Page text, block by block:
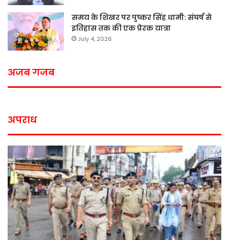
समय के शिखर पर पुष्कर सिंह धामी: संघर्ष से
इतिहास तक की एक प्रेरक यात्रा
July 4, 2026
अजब गजब
अपराध